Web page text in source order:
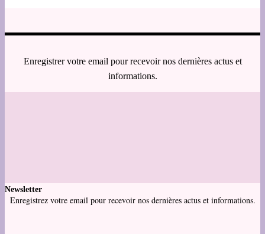
Enregistrer votre email pour recevoir nos dernières actus et
informations.
Newsletter
Enregistrez votre email pour recevoir nos dernières actus et informations.